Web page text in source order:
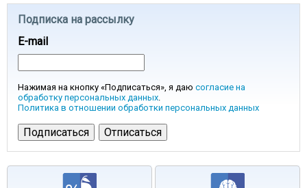
Подписка на рассылку
E-mail
Нажимая на кнопку «Подписаться», я даю согласие на
обработку персональных данных.
Политика в отношении обработки персональных данных